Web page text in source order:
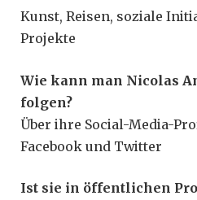
Kunst, Reisen, soziale
Projekte
Wie kann man Nicolas
folgen?
Über ihre Social-Media-
Facebook und Twitter
Ist sie in öffentlichen